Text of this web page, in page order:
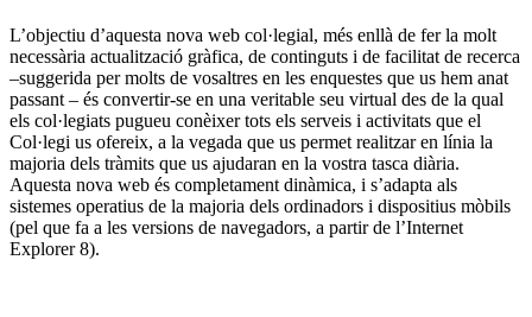
L’objectiu d’aquesta nova web col·legial, més enllà de fer la molt
necessària actualització gràfica, de continguts i de facilitat de recerca
–suggerida per molts de vosaltres en les enquestes que us hem anat
passant – és convertir-se en una veritable seu virtual des de la qual
els col·legiats pugueu conèixer tots els serveis i activitats que el
Col·legi us ofereix, a la vegada que us permet realitzar en línia la
majoria dels tràmits que us ajudaran en la vostra tasca diària.
Aquesta nova web és completament dinàmica, i s’adapta als
sistemes operatius de la majoria dels ordinadors i dispositius mòbils
(pel que fa a les versions de navegadors, a partir de l’Internet
Explorer 8).